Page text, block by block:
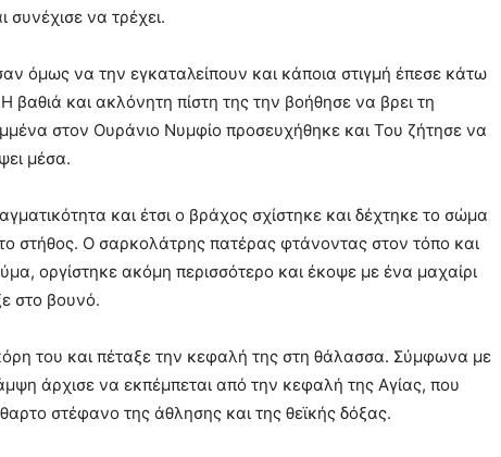
να τρέχει.
όμως να την εγκαταλείπουν και κάποια στιγμή έπεσε κάτω
και ακλόνητη πίστη της την βοήθησε να βρει τη
στον Ουράνιο Νυμφίο προσευχήθηκε και Του ζήτησε να
μέσα.
και έτσι ο βράχος σχίστηκε και δέχτηκε το σώμα
στήθος. Ο σαρκολάτρης πατέρας φτάνοντας στον τόπο και
οργίστηκε ακόμη περισσότερο και έκοψε με ένα μαχαίρι
στο βουνό.
του και πέταξε την κεφαλή της στη θάλασσα. Σύμφωνα με
άρχισε να εκπέμπεται από την κεφαλή της Αγίας, που
στέφανο της άθλησης και της θεϊκής δόξας.